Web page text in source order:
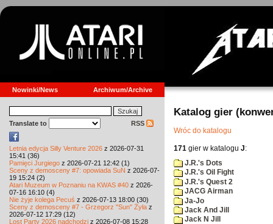
Nowinki/News Archiwum/Archive
Translate to RSS
Letnia edycja Silly Venture 2026 z 2026-07-31
15:41 (36)
Pamięci Jurgiego z 2026-07-21 12:42 (1)
Sceny z demosceny #7: opowiada SuN z 2026-07-
19 15:24 (2)
Atari Muzeum w Poznaniu na KWAS #40 z 2026-
07-16 16:10 (4)
Nie żyje kolega Pecuś z 2026-07-13 18:00 (30)
Sceny z demosceny #7 - Grzegorz "Sun" Żyła z
2026-07-12 17:29 (12)
Lost Party 2026 nadchodzi z 2026-07-08 15:28
Katalog gier
Wróc do katalogu
171 gier w katalogu J:
J.R.'s Dots
J.R.'s Oil Fight
J.R.'s Quest 2
JACG Airman
Ja-Jo
Jack And Jill
Jack N Jill